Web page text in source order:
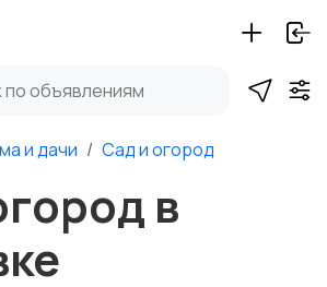
и дачи Сад и огород
в